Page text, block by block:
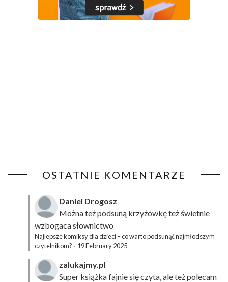
OSTATNIE KOMENTARZE
Daniel Drogosz
Można też podsuną krzyżówkęteż świetnie
wzbogaca słownictwo
Najlepsze komiksy dla dzieci – co warto podsunąć najmłodszym
czytelnikom? · 19 February 2025
zalukajmy.pl
Super książka fajnie się czyta, ale też polecam